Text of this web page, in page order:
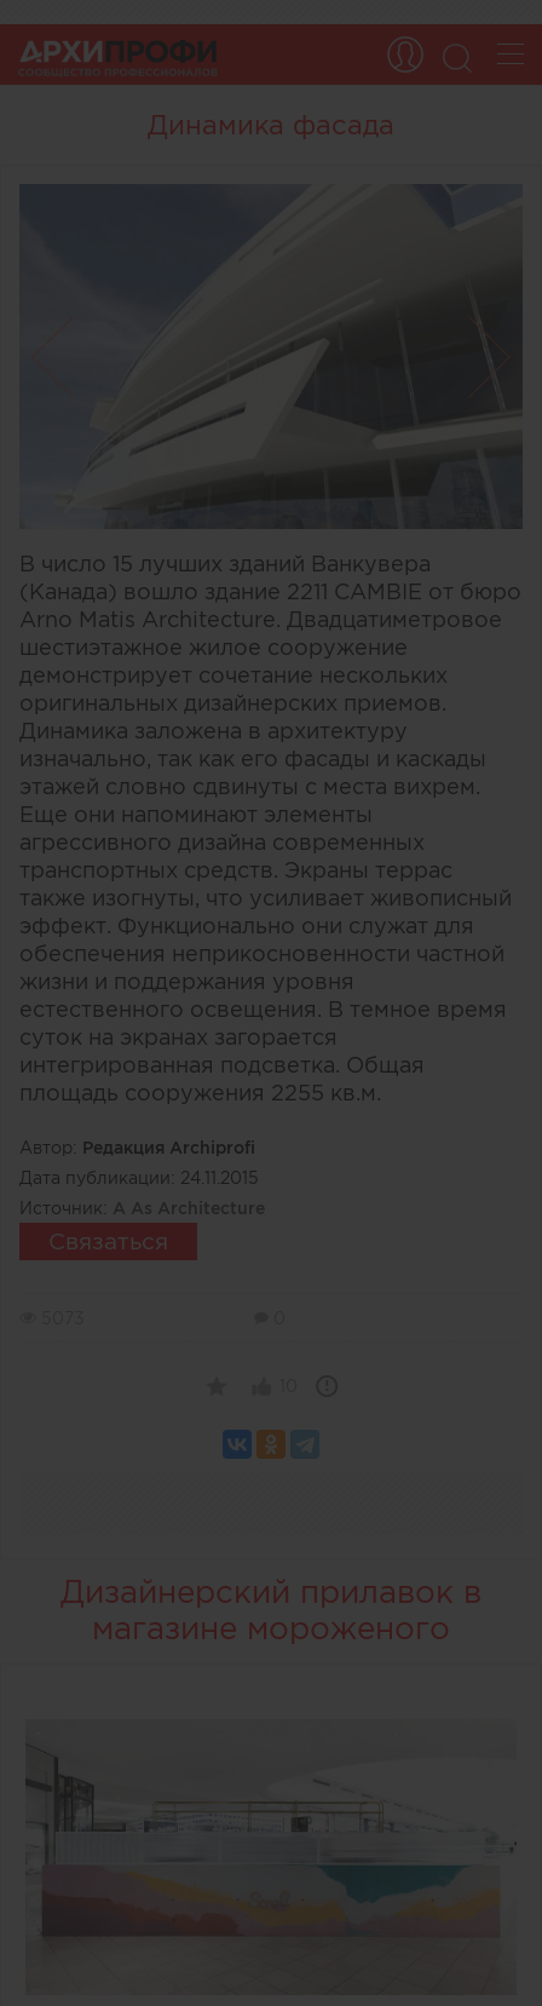
Динамика фасада
В число 15 лучших зданий Ванкувера
(Канада) вошло здание 2211 CAMBIE от бюро
Arno Matis Architecture. Двадцатиметровое
шестиэтажное жилое сооружение
демонстрирует сочетание нескольких
оригинальных дизайнерских приемов.
Динамика заложена в архитектуру
изначально, так как его фасады и каскады
этажей словно сдвинуты с места вихрем.
Еще они напоминают элементы
агрессивного дизайна современных
транспортных средств. Экраны террас
также изогнуты, что усиливает живописный
эффект. Функционально они служат для
обеспечения неприкосновенности частной
жизни и поддержания уровня
естественного освещения. В темное время
суток на экранах загорается
интегрированная подсветка. Общая
площадь сооружения 2255 кв.м.
Автор: Редакция Archiprofi
Дата публикации: 24.11.2015
Источник: A As Architecture
Связаться
Дизайнерский прилавок в
магазине мороженого